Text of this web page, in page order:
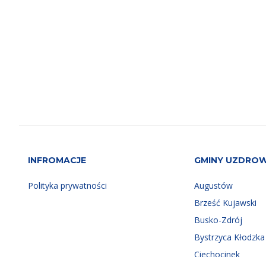
INFROMACJE
Polityka prywatności
GMINY
Augustów
Brześć Kujawski
Busko-Zdrój
Bystrzyca Kłodzka
Ciechocinek